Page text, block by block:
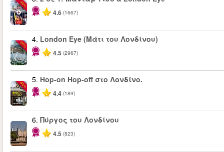
-40%
4.6 (1667)
-25%
4. London Eye (Μάτι του Λονδίνου)
4.5 (2967)
-40%
5. Hop-on Hop-off στο Λονδίνο.
4.4 (189)
6. Πύργος του Λονδίνου
4.5 (823)